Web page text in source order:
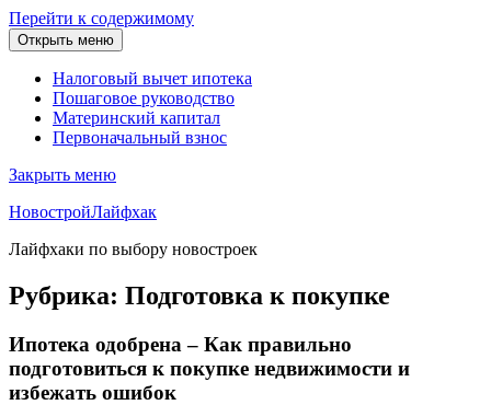
Перейти к содержимому
Открыть меню
Налоговый вычет ипотека
Пошаговое руководство
Материнский капитал
Первоначальный взнос
Закрыть меню
НовостройЛайфхак
Лайфхаки по выбору новостроек
Рубрика: Подготовка к покупке
Ипотека одобрена – Как правильно
подготовиться к покупке недвижимости и
избежать ошибок